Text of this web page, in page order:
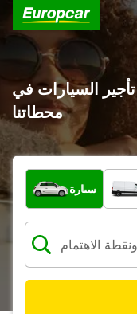
تأجير السيارات في Zaventem : اكتشف جميع
محطاتنا
ما نوع المركبة؟
سيارة